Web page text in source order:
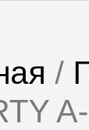
/